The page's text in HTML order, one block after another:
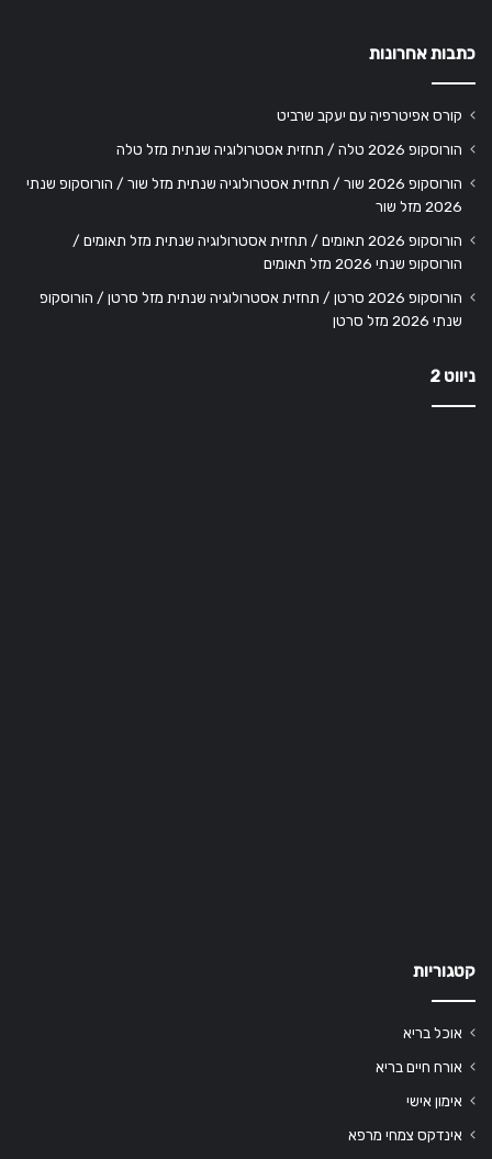
כתבות אחרונות
קורס אפיטרפיה עם יעקב שרביט
הורוסקופ 2026 טלה / תחזית אסטרולוגיה שנתית מזל טלה
הורוסקופ 2026 שור / תחזית אסטרולוגיה שנתית מזל שור / הורוסקופ שנתי
2026 מזל שור
הורוסקופ 2026 תאומים / תחזית אסטרולוגיה שנתית מזל תאומים /
הורוסקופ שנתי 2026 מזל תאומים
הורוסקופ 2026 סרטן / תחזית אסטרולוגיה שנתית מזל סרטן / הורוסקופ
שנתי 2026 מזל סרטן
ניווט 2
קטגוריות
אוכל בריא
אורח חיים בריא
אימון אישי
אינדקס צמחי מרפא